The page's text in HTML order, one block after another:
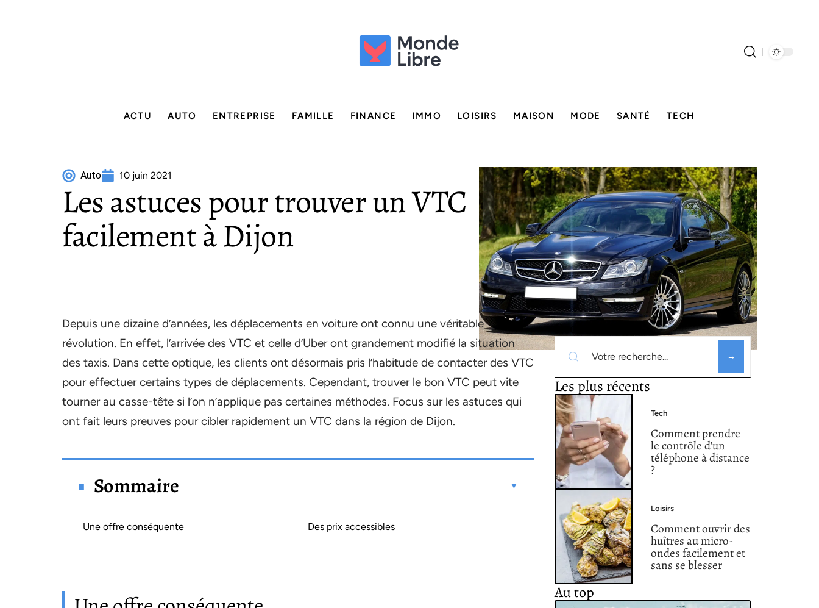
ACTU AUTO ENTREPRISE FAMILLE FINANCE IMMO LOISIRS MAISON MODE SANTÉ TECH
Auto 10 juin 2021
Les astuces pour trouver un VTC
facilement à Dijon
Depuis une dizaine d’années, les déplacements en voiture ont connu une véritable
révolution. En effet, l’arrivée des VTC et celle d’Uber ont grandement modifié la situation
des taxis. Dans cette optique, les clients ont désormais pris l’habitude de contacter des VTC
pour effectuer certains types de déplacements. Cependant, trouver le bon VTC peut vite
tourner au casse-tête si l’on n’applique pas certaines méthodes. Focus sur les astuces qui
ont fait leurs preuves pour cibler rapidement un VTC dans la région de Dijon.
Sommaire
Une offre conséquente Des prix accessibles
Recherche
Les plus récents
Tech
Comment prendre
le contrôle d’un
téléphone à distance
?
Loisirs
Comment ouvrir des
huîtres au micro-
ondes facilement et
sans se blesser
Au top